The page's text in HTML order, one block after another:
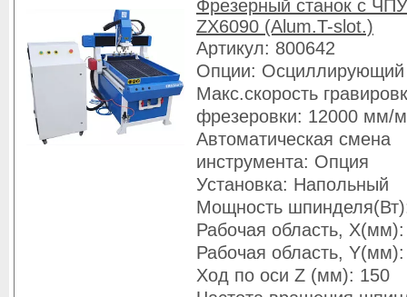
Фрезерный станок с
ZX6090 (Alum.T-slot.)
Артикул: 800642
Опции:
Макс.скорость
фрезеровки: 12000 мм/
Автоматическая смена
инструмента: Опция
Установка: Напольный
Мощность
Рабочая область,
Рабочая область,
Ход по оси Z (мм): 150